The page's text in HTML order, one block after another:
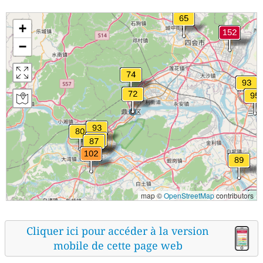
+
−
map ©OpenStreetMapcontributors
Cliquer ici pour accéder à la version
mobile de cette page web